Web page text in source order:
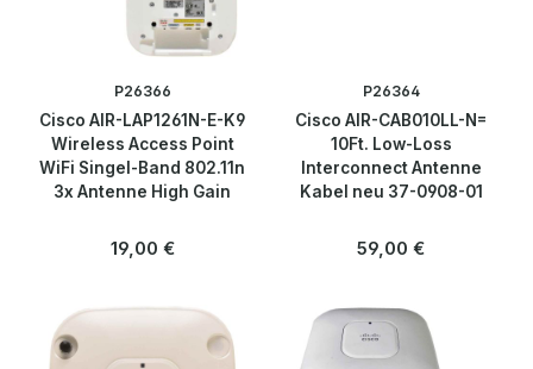
P26366
Cisco AIR-LAP1261N-E-K9
Wireless Access Point
WiFi Singel-Band 802.11n
3x Antenne High Gain
Regulärer Preis:
19,00 €
P26364
Cisco AIR-CAB010LL-N=
10Ft. Low-Loss
Interconnect Antenne
Kabel neu 37-0908-01
Regulärer Preis:
59,00 €